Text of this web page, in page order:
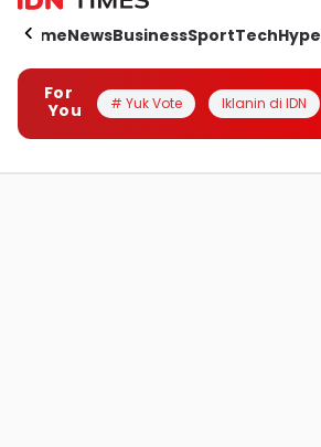
HomeNewsBusinessSportTechHype
For
You
# Yuk Vote Iklanin di IDN